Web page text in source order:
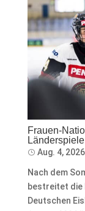
Frauen-
Aug. 4, 2026
Nach dem
bestreitet die
Deutschen